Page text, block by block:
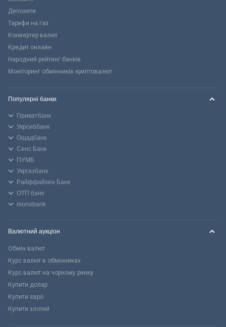
Депозити
Тарифи на газ
Конвертер валют
Кредит онлайн
Народний рейтинг банків
Моніторинг обмінників криптовалют
Популярні банки
Приватбанк
Укрсиббанк
Ощадбанк
Сенс Банк
ПУМБ
Укргазбанк
Райффайзен Банк
ОТП банк
monobank
Валютний аукціон
Обмін валют
Курс валют в обмінниках
Курс валют на чорному ринку
Купити долар
Купити євро
Купити злотий